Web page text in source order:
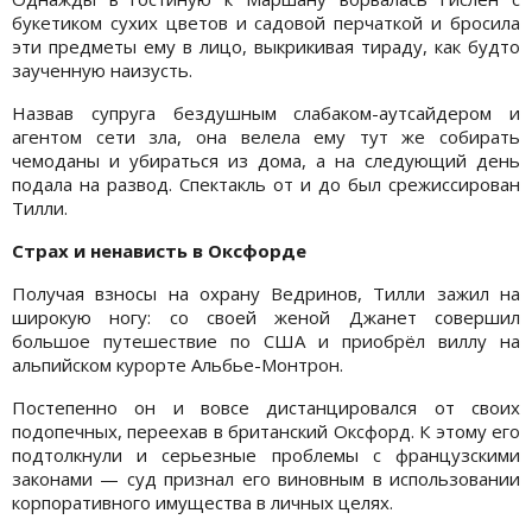
букетиком сухих цветов и садовой перчаткой и бросила
эти предметы ему в лицо, выкрикивая тираду, как будто
заученную наизусть.
Назвав супруга бездушным слабаком-аутсайдером и
агентом сети зла, она велела ему тут же собирать
чемоданы и убираться из дома, а на следующий день
подала на развод. Спектакль от и до был срежиссирован
Тилли.
Страх и ненависть в Оксфорде
Получая взносы на охрану Ведринов, Тилли зажил на
широкую ногу: со своей женой Джанет совершил
большое путешествие по США и приобрёл виллу на
альпийском курорте Альбье-Монтрон.
Постепенно он и вовсе дистанцировался от своих
подопечных, переехав в британский Оксфорд. К этому его
подтолкнули и серьезные проблемы с французскими
законами — суд признал его виновным в использовании
корпоративного имущества в личных целях.